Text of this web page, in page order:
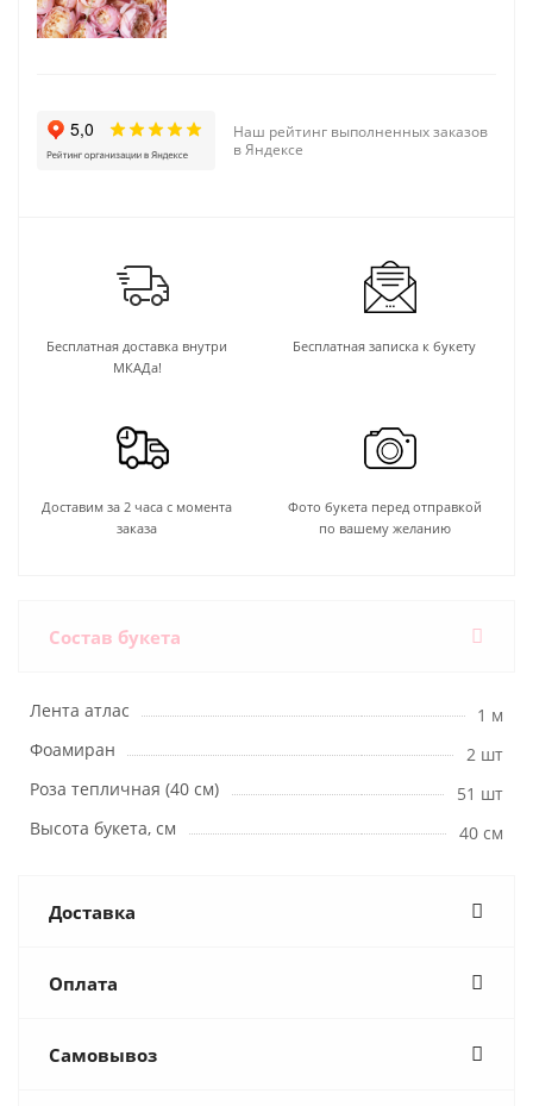
Наш рейтинг выполненных заказов
в Яндексе
Бесплатная доставка внутри
МКАДа!
Бесплатная записка к букету
Доставим за 2 часа с момента
заказа
Фото букета перед отправкой
по вашему желанию
Состав букета
Лента атлас
1 м
Фоамиран
2 шт
Роза тепличная (40 см)
51 шт
Высота букета, см
40 см
Доставка
Оплата
Самовывоз